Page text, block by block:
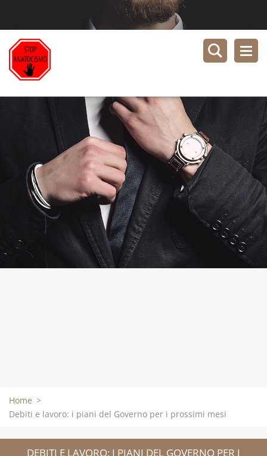
Home >
Debiti e lavoro: i piani del Governo per i prossimi mesi
DEBITI E LAVORO: I PIANI DEL GOVERNO PER I